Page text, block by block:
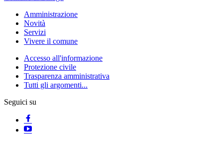
Amministrazione
Novità
Servizi
Vivere il comune
Accesso all'informazione
Protezione civile
Trasparenza amministrativa
Tutti gli argomenti...
Seguici su